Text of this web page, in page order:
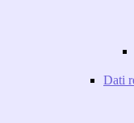
Dati